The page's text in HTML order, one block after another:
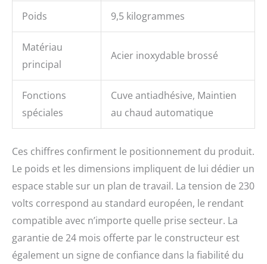
Poids 9,5 kilogrammes
Matériau
principal
Acier inoxydable brossé
Fonctions
spéciales
Cuve antiadhésive, Maintien
au chaud automatique
Ces chiffres confirment le positionnement du produit.
Le poids et les dimensions impliquent de lui dédier un
espace stable sur un plan de travail. La tension de 230
volts correspond au standard européen, le rendant
compatible avec n’importe quelle prise secteur. La
garantie de 24 mois offerte par le constructeur est
également un signe de confiance dans la fiabilité du